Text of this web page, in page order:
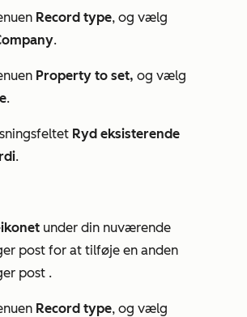
Record type, og vælg
.
Property to set, og vælg
.
Ryd eksisterende
.
under din nuværende
post for at tilføje en anden
post .
Record type, og vælg